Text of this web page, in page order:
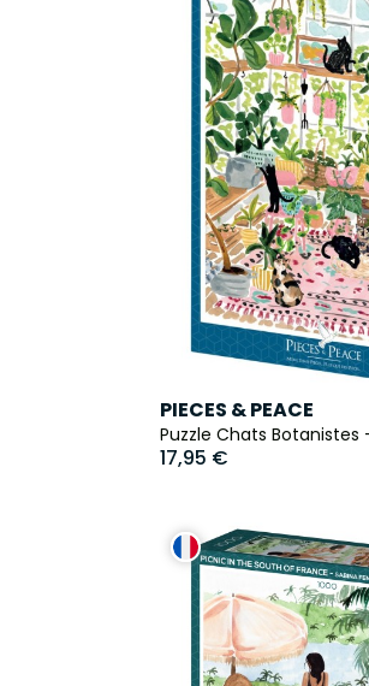
PIECES & PEACE
Puzzle Chats Botanistes
17,95 €